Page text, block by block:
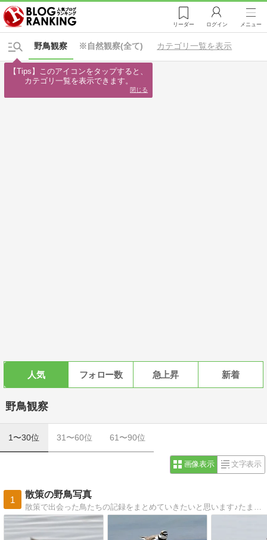
リーダー ログイン メニュー
※自然観察(全て)
野鳥観察 カテゴリ一覧を表示
人気 フォロー数 急上昇 新着
野鳥観察
1〜30位 31〜60位 61〜90位
画像表示 文字表示
1
散策の野鳥写真
【Tips】このアイコンをタップすると、
カテゴリ一覧を表示できます。
閉じる